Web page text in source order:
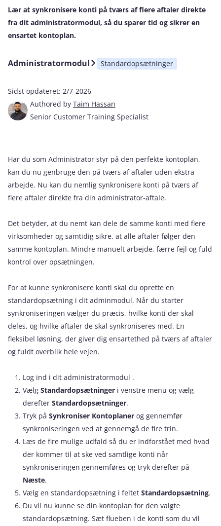
Lær at synkronisere konti på tværs af flere aftaler direkte
fra dit administratormodul, så du sparer tid og sikrer en
ensartet kontoplan.
Administratormodul Standardopsætninger
Sidst opdateret: 2/7-2026
Authored by Taim Hassan
Senior Customer Training Specialist
Har du som Administrator styr på den perfekte kontoplan,
kan du nu genbruge den på tværs af aftaler uden ekstra
arbejde. Nu kan du nemlig synkronisere konti på tværs af
flere aftaler direkte fra din administrator-aftale.
Det betyder, at du nemt kan dele de samme konti med flere
virksomheder og samtidig sikre, at alle aftaler følger den
samme kontoplan. Mindre manuelt arbejde, færre fejl og fuld
kontrol over opsætningen.
For at kunne synkronisere konti skal du oprette en
standardopsætning i dit adminmodul. Når du starter
synkroniseringen vælger du præcis, hvilke konti der skal
deles, og hvilke aftaler de skal synkroniseres med. En
fleksibel løsning, der giver dig ensartethed på tværs af aftaler
og fuldt overblik hele vejen.
Log ind i dit administratormodul .
Vælg Standardopsætninger i venstre menu og vælg
derefter Standardopsætninger.
Tryk på Synkroniser Kontoplaner og gennemfør
synkroniseringen ved at gennemgå de fire trin.
Læs de fire mulige udfald så du er indforstået med hvad
der kommer til at ske ved samtlige konti når
synkroniseringen gennemføres og tryk derefter på
Næste.
Vælg en standardopsætning i feltet Standardopsætning.
Du vil nu kunne se din kontoplan for den valgte
standardopsætning. Sæt flueben i de konti som du vil